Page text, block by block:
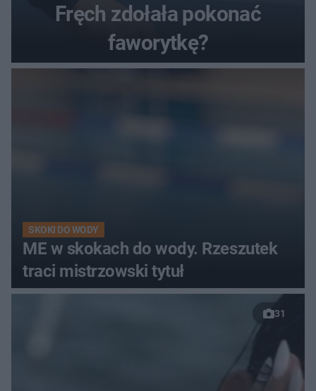
Fręch zdołała pokonać
faworytkę?
SKOKI DO WODY
ME w skokach do wody. Rzeszutek
traci mistrzowski tytuł
31